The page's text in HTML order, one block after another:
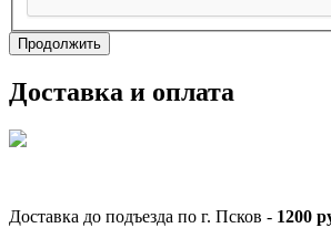
Продолжить
Доставка и оплата
Доставка до подъезда по г. Псков - 1200